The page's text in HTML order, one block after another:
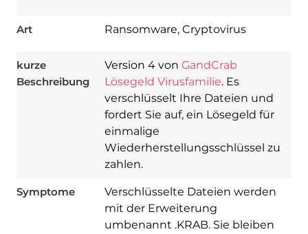
Art Ransomware, Cryptovirus
kurze
Beschreibung
Version 4 von GandCrab
Lösegeld Virusfamilie. Es
verschlüsselt Ihre Dateien und
fordert Sie auf, ein Lösegeld für
einmalige
Wiederherstellungsschlüssel zu
zahlen.
Symptome
Verschlüsselte Dateien werden
mit der Erweiterung
umbenannt .KRAB. Sie bleiben